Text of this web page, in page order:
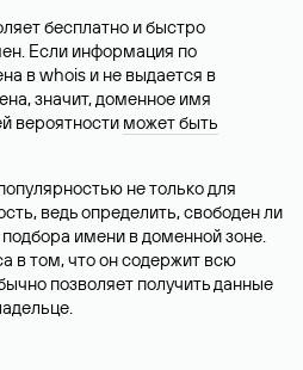
бесплатно и быстро
Если информация по
в whois и не выдается в
значит, доменное имя
вероятности может быть
не только для
ведь определить, свободен ли
имени в доменной зоне.
в том, что он содержит всю
позволяет получить данные